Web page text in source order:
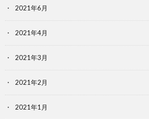
2021年6月
2021年4月
2021年3月
2021年2月
2021年1月